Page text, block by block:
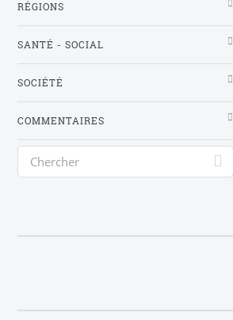
RÉGIONS
SANTÉ - SOCIAL
SOCIÉTÉ
COMMENTAIRES